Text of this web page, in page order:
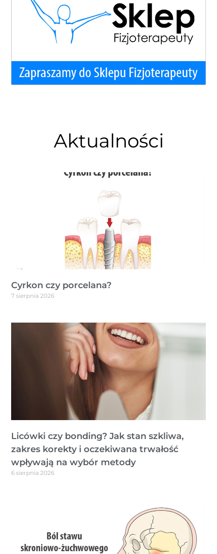
Aktualności
Cyrkon czy porcelana?
7 sierpnia 2026
Licówki czy bonding? Jak stan szkliwa,
zakres korekty i oczekiwana trwałość
wpływają na wybór metody
6 sierpnia 2026